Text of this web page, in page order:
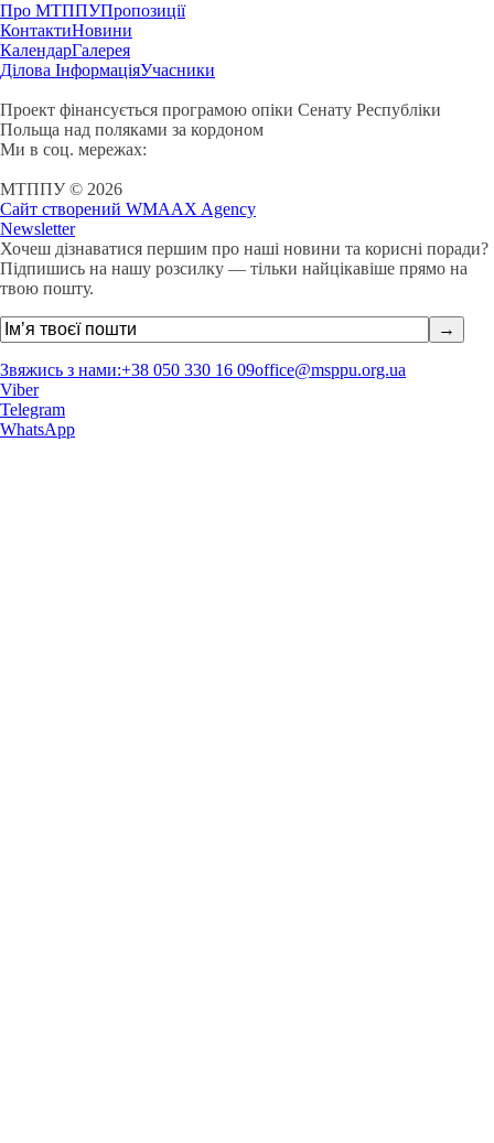
Про МТППУПропозиції
КонтактиНовини
КалендарГалерея
Ділова ІнформаціяУчасники
Проект фінансується програмою опіки Сенату Республіки
Польща над поляками за кордоном
Ми в соц. мережах:
МТППУ © 2026
Сайт створений WMAAX Agency
Newsletter
Хочеш дізнаватися першим про наші новини та корисні поради?
Підпишись на нашу розсилку — тільки найцікавіше прямо на
твою пошту.
Звяжись з нами:+38 050 330 16 09office@msppu.org.ua
Viber
Telegram
WhatsApp